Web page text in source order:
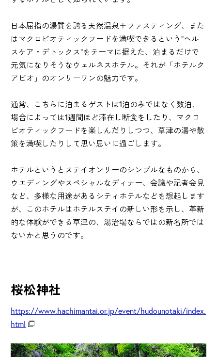
日本屈指の湯質を誇る天然温泉＋ファスティング、また
はマクロビオティックフードを満喫できるという"ヘル
スケア・デトックス"をテーマに据えた、泊まるだけで
元気になりそうなウェルネスホテル。それが「ホテルク
アビオ」のオンリーワンの魅力です。
通常、こちらに泊まるゲストは1泊のみではなく数泊、
場合によっては1週間ほど滞在し断食をしたり、マクロ
ビオティックフードを楽しんだりしつつ、草津の湯や散
策を満喫したりして思い思いに過ごします。
ホテルというとステイオンリーのシンプルなものから、
ウエディングやスペシャルなディナー、会議や記者会見
など、多様な用途があるシティホテルなどを想起します
が、このホテルはホテルステイの新しい形を示し、革新
的な体験ができる草津の、湯治場ならではの新名所では
ないかと思うのです。
桜松神社
https://www.hachimantai.or.jp/event/hudounotaki/index.
html